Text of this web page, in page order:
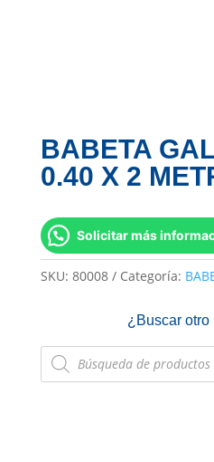
BABETA
0.40 X 2
Solicitar más
SKU: 80008 Categoría:
¿Buscar otro
Búsqueda
de
productos